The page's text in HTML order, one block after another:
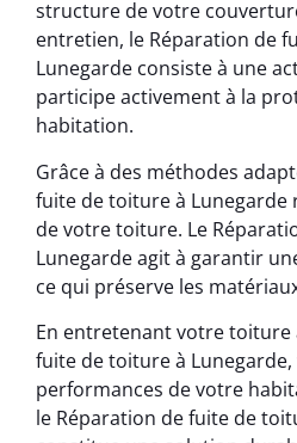
structure de votre
entretien, le Réparation de
Lunegarde consiste à une
participe activement à la
habitation.
Grâce à des méthodes
fuite de toiture à Lunegarde
de votre toiture. Le
Lunegarde agit à garantir
ce qui préserve les
En entretenant votre toiture
fuite de toiture à
performances de votre
le Réparation de fuite de